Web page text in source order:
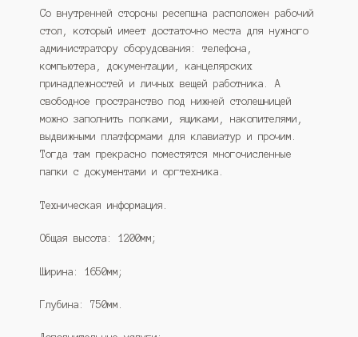
Со внутренней стороны ресепшна расположен рабочий
стол, который имеет достаточно места для нужного
администратору оборудования: телефона,
компьютера, документации, канцелярских
принадлежностей и личных вещей работника. А
свободное пространство под нижней столешницей
можно заполнить полками, ящиками, накопителями,
выдвижными платформами для клавиатур и прочим.
Тогда там прекрасно поместятся многочисленные
папки с документами и оргтехника.
Техническая информация.
Общая высота: 1200мм;
Ширина: 1650мм;
Глубина: 750мм.